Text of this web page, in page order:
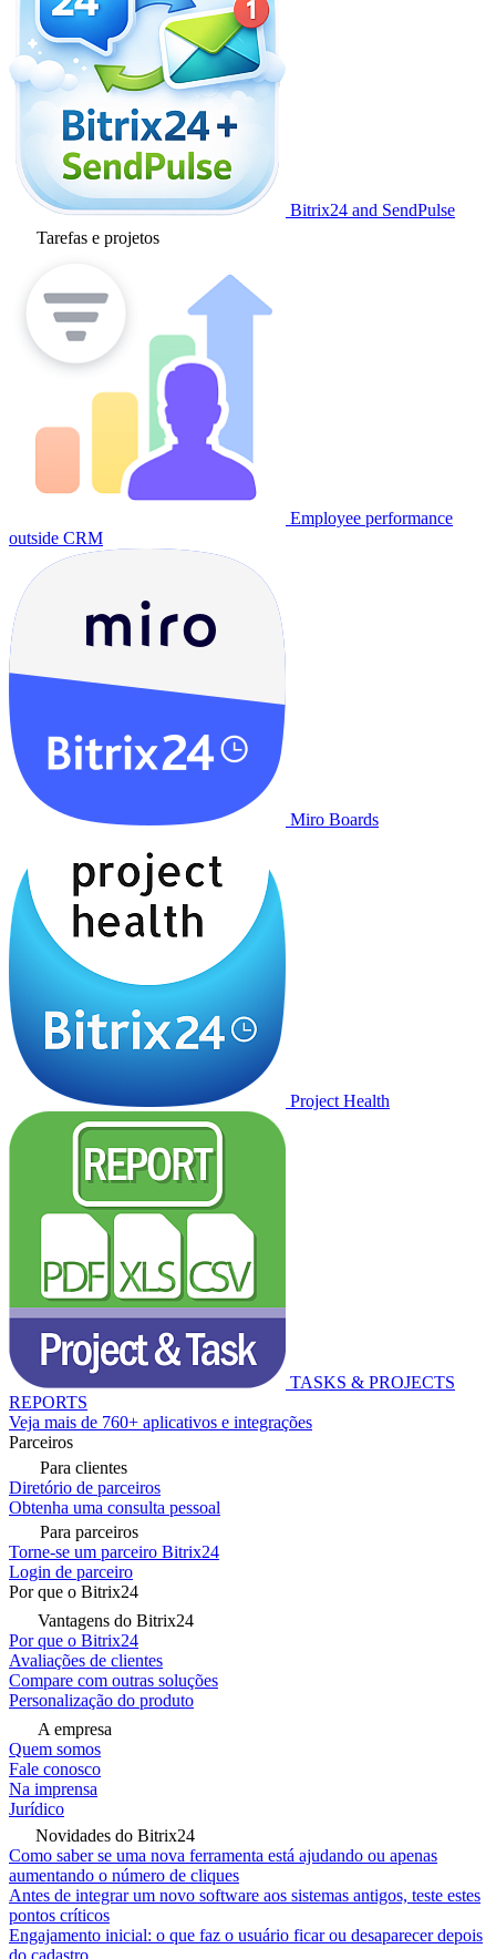
Bitrix24 and SendPulse
Tarefas e projetos
Employee performance
outside CRM
Miro Boards
Project Health
TASKS & PROJECTS
REPORTS
Veja mais de 760+ aplicativos e integrações
Parceiros
Para clientes
Diretório de parceiros
Obtenha uma consulta pessoal
Para parceiros
Torne-se um parceiro Bitrix24
Login de parceiro
Por que o Bitrix24
Vantagens do Bitrix24
Por que o Bitrix24
Avaliações de clientes
Compare com outras soluções
Personalização do produto
A empresa
Quem somos
Fale conosco
Na imprensa
Jurídico
Novidades do Bitrix24
Como saber se uma nova ferramenta está ajudando ou apenas
aumentando o número de cliques
Antes de integrar um novo software aos sistemas antigos, teste estes
pontos críticos
Engajamento inicial: o que faz o usuário ficar ou desaparecer depois
do cadastro